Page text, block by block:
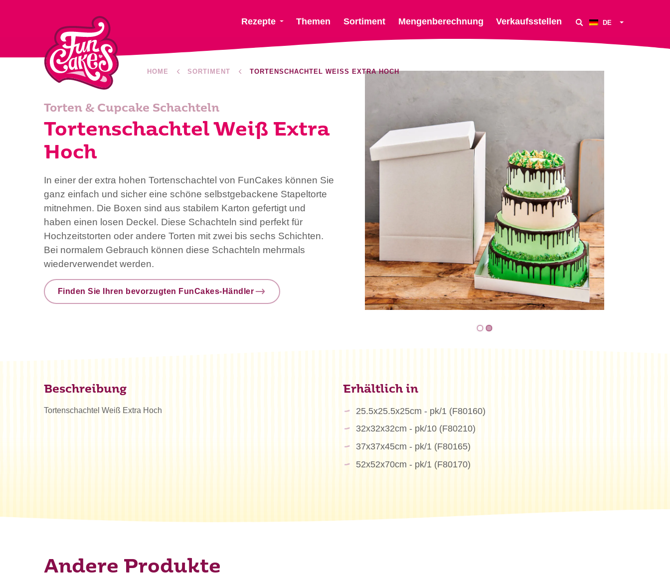
Rezepte Themen Sortiment Mengenberechnung Verkaufsstellen DE
HOME SORTIMENT TORTENSCHACHTEL WEISS EXTRA HOCH
Torten & Cupcake Schachteln
Tortenschachtel Weiß Extra
Hoch
In einer der extra hohen Tortenschachtel von FunCakes können Sie
ganz einfach und sicher eine schöne selbstgebackene Stapeltorte
mitnehmen. Die Boxen sind aus stabilem Karton gefertigt und
haben einen losen Deckel. Diese Schachteln sind perfekt für
Hochzeitstorten oder andere Torten mit zwei bis sechs Schichten.
Bei normalem Gebrauch können diese Schachteln mehrmals
wiederverwendet werden.
Finden Sie Ihren bevorzugten FunCakes-Händler
Beschreibung
Tortenschachtel Weiß Extra Hoch
Erhältlich in
25.5x25.5x25cm - pk/1 (F80160)
32x32x32cm - pk/10 (F80210)
37x37x45cm - pk/1 (F80165)
52x52x70cm - pk/1 (F80170)
Andere Produkte